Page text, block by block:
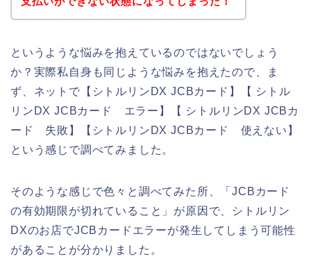
というような悩みを抱えているのではないでしょう
か？実際私自身も同じような悩みを抱えたので、ま
ず、ネットで【シトルリンDX JCBカード】【 シトル
リンDX JCBカード エラー】【 シトルリンDX JCBカ
ード 失敗】【シトルリンDX JCBカード 使えない】
という感じで調べてみました。
そのような感じで色々と調べてみた所、「JCBカード
の有効期限が切れていること」が原因で、シトルリン
DXのお店でJCBカードエラーが発生してしまう可能性
があることが分かりました。